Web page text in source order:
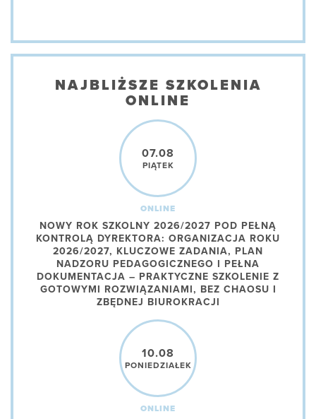
NAJBLIŻSZE SZKOLENIA
ONLINE
07.08
PIĄTEK
ONLINE
NOWY ROK SZKOLNY 2026/2027 POD PEŁNĄ
KONTROLĄ DYREKTORA: ORGANIZACJA ROKU
2026/2027, KLUCZOWE ZADANIA, PLAN
NADZORU PEDAGOGICZNEGO I PEŁNA
DOKUMENTACJA – PRAKTYCZNE SZKOLENIE Z
GOTOWYMI ROZWIĄZANIAMI, BEZ CHAOSU I
ZBĘDNEJ BIUROKRACJI
10.08
PONIEDZIAŁEK
ONLINE